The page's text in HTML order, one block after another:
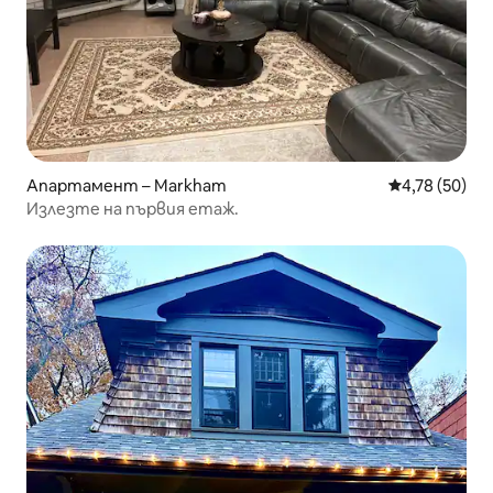
Апартамент – Markham Средна
4,78 (50)
Излезте на първия етаж.